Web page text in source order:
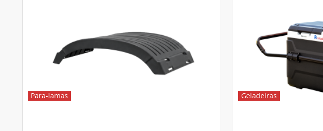
Para-lamas Geladeiras